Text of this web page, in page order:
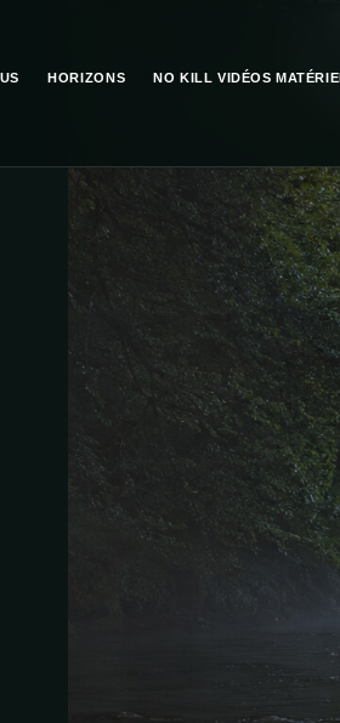
HORIZONS NO KILL VIDÉOS